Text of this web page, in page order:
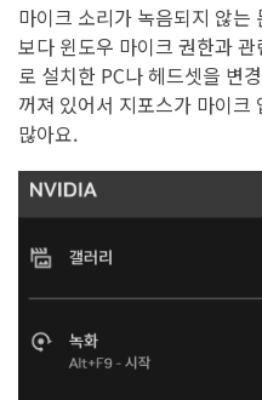
마이크 소리가 녹음되지 않는
보다 윈도우 마이크 권한과
로 설치한 PC나 헤드셋을 변
꺼져 있어서 지포스가 마이
많아요.